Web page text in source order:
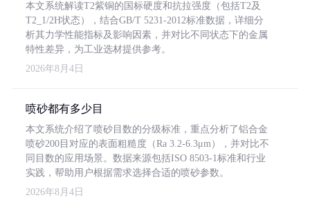
本文系统解读T2紫铜的国标硬度和抗拉强度（包括T2及
T2_1/2H状态），结合GB/T 5231-2012标准数据，详细分
析其力学性能指标及影响因素，并对比不同状态下的金属
特性差异，为工业选材提供参考。
2026年8月4日
喷砂都有多少目
本文系统介绍了喷砂目数的分级标准，重点分析了铝合金
喷砂200目对应的表面粗糙度（Ra 3.2-6.3μm），并对比不
同目数的应用场景。数据来源包括ISO 8503-1标准和行业
实践，帮助用户根据需求选择合适的喷砂参数。
2026年8月4日